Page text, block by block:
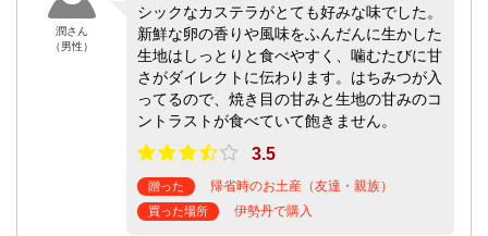
潤さん
（男性）
シックなカステラがとても好みな味でした。
新鮮な卵の香りや風味をふんだんに生かした
生地はしっとりと食べやすく、噛むたびに甘
さがダイレクトに伝わります。はちみつが入
ってるので、焼き目の甘みと生地の甘みのコ
ントラストが食べていて飽きません。
3.5
贈った 帰省時のお土産（友達・親族）
買った場所 伊勢丹で購入